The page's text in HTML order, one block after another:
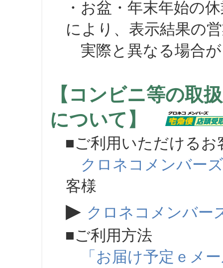
・お盆・年末年始の
により、表示結果の
実際と異なる場合が
【コンビニ等の取
について】
■ご利用いただけるお
クロネコメンバーズ
客様
▶ クロネコメンバー
■ご利用方法
「お届け予定ｅメ